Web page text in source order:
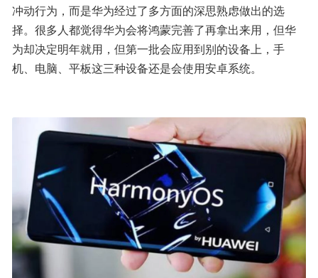
冲动行为，而是华为经过了多方面的深思熟虑做出的选
择。很多人都觉得华为会将鸿蒙完善了再拿出来用，但华
为却决定明年就用，但第一批会应用到别的设备上，手
机、电脑、平板这三种设备还是会使用安卓系统。